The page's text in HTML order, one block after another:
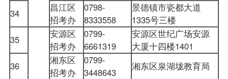
34
昌江区
招考办
0798-
8333558
景德镇市瓷都大道
1335号三楼
35
安源区
招考办
0799-
6661319
安源区世纪广场安源
大厦十四楼1401
36
湘东区
招考办
0799-
3448643
湘东区泉湖垅教育局